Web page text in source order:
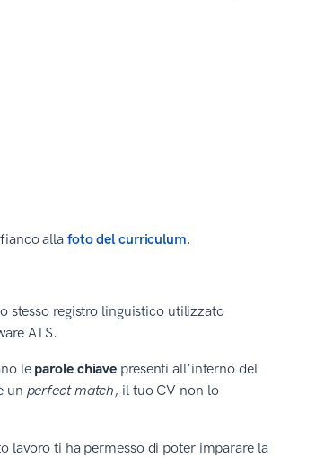
alla foto del curriculum.
stesso registro linguistico utilizzato
ATS.
le parole chiave presenti all’interno del
un perfect match, il tuo CV non lo
lavoro ti ha permesso di poter imparare la